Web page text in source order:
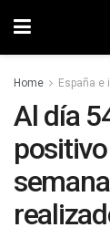
Home España e
Al día